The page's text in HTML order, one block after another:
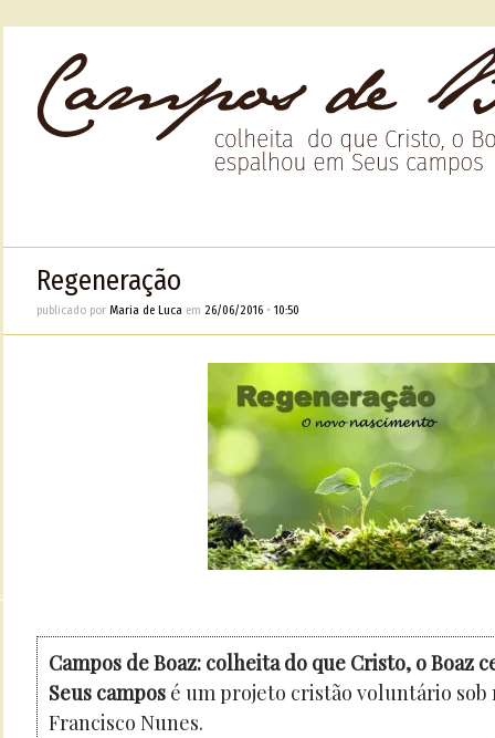
Regeneração
publicado por Maria de Lucaem 26/06/2016• 10:50
Campos de Boaz: colheita do que Cristo, o Boaz
Seus camposé um projeto cristão voluntário sob
Francisco Nunes.